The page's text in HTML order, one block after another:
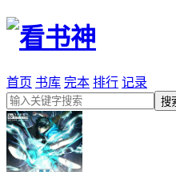
首页 书库 完本 排行 记录